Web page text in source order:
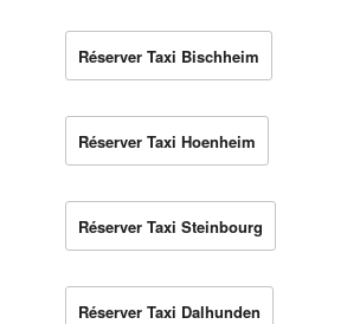
Réserver Taxi Bischheim
Réserver Taxi Hoenheim
Réserver Taxi Steinbourg
Réserver Taxi Dalhunden